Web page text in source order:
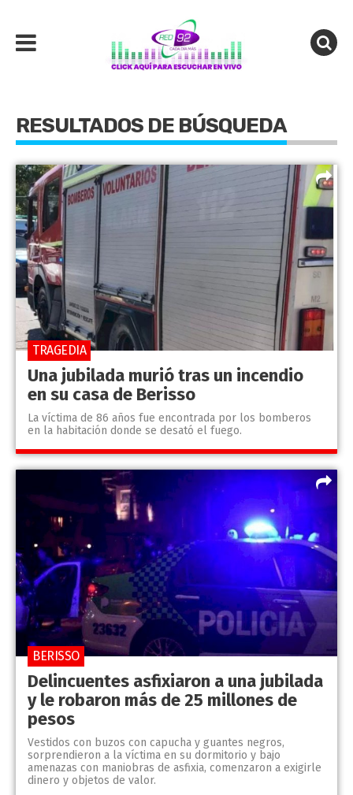
RESULTADOS DE BÚSQUEDA
Una jubilada murió tras un incendio
en su casa de Berisso
La víctima de 86 años fue encontrada por los bomberos
en la habitación donde se desató el fuego.
TRAGEDIA
Delincuentes asfixiaron a una jubilada
y le robaron más de 25 millones de
pesos
Vestidos con buzos con capucha y guantes negros,
sorprendieron a la víctima en su dormitorio y bajo
amenazas con maniobras de asfixia, comenzaron a exigirle
dinero y objetos de valor.
BERISSO